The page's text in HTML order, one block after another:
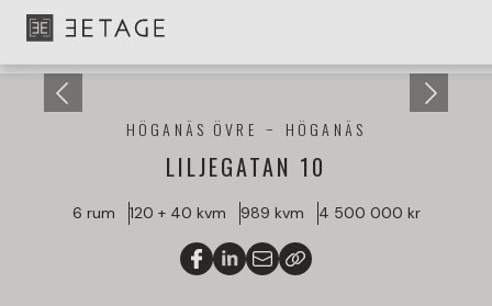
LILJEGATAN 10
HÖGANÄS ÖVRE HÖGANÄS
6 rum 120 + 40 kvm 989 kvm 4 500 000 kr